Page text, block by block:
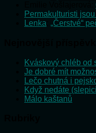
Permakulturisti
Lenka „Čerstvé“
Kváskový chléb od
Je dobré mít
Lečo chutná i
Když nedáte
Málo kaštanů